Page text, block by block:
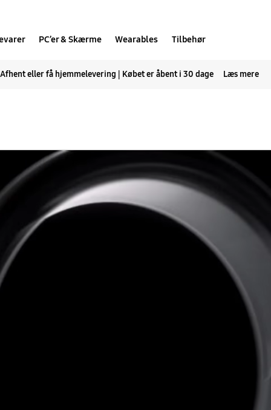
PC’er & Skærme Wearables Tilbehør
Afhent eller få hjemmelevering | Købet er åbent i 30 dage Læs mere